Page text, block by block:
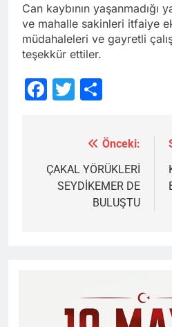
Can kaybının yaşanmadığı
ve mahalle sakinleri itfaiye
müdahaleleri ve gayretli
teşekkür ettiler.
Facebook
Twitter
gezinmesi
Önceki:
ÇAKAL YÖRÜKLERİ
SEYDİKEMER DE
BULUŞTU